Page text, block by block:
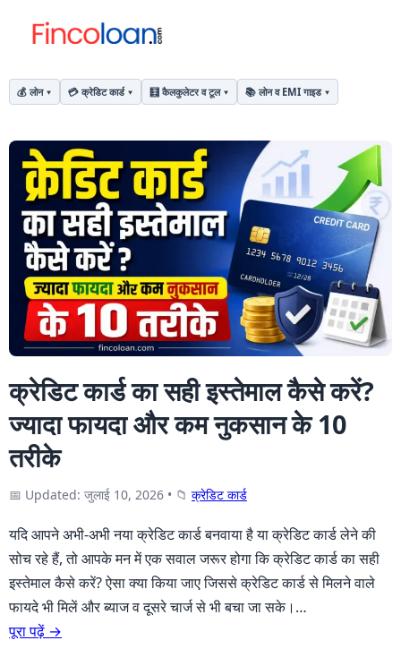
💰 लोन 💳 क्रेडिट कार्ड 🧮 कैलकुलेटर व टूल 📚 लोन व EMI गाइड
क्रेडिट कार्ड का सही इस्तेमाल कैसे करें?
ज्यादा फायदा और कम नुकसान के 10
तरीके
📅 Updated: जुलाई 10, 2026 • 📁 क्रेडिट कार्ड
यदि आपने अभी-अभी नया क्रेडिट कार्ड बनवाया है या क्रेडिट कार्ड लेने की
सोच रहे हैं, तो आपके मन में एक सवाल जरूर होगा कि क्रेडिट कार्ड का सही
इस्तेमाल कैसे करें? ऐसा क्या किया जाए जिससे क्रेडिट कार्ड से मिलने वाले
फायदे भी मिलें और ब्याज व दूसरे चार्ज से भी बचा जा सके।…
पूरा पढ़ें →